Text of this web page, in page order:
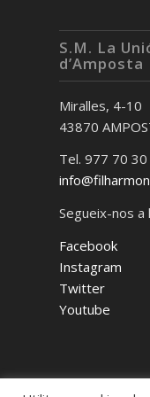
S.M. La
d’Amposta
Miralles, 4-10
43870
Tel. 977 70
Segueix-nos a
Facebook
Instagram
Twitter
Youtube